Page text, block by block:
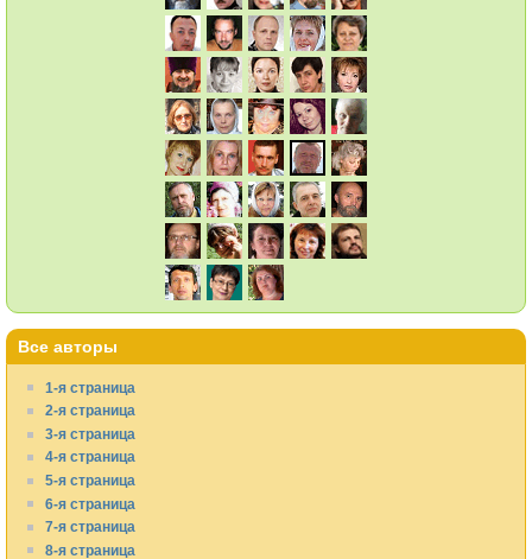
Все авторы
1-я страница
2-я страница
3-я страница
4-я страница
5-я страница
6-я страница
7-я страница
8-я страница